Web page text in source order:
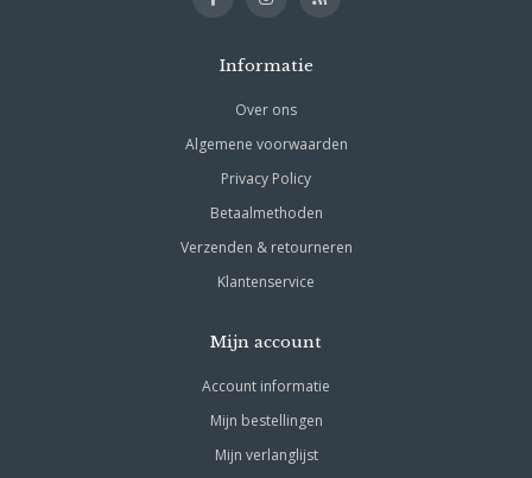
Informatie
Over ons
Algemene voorwaarden
Privacy Policy
Betaalmethoden
Verzenden & retourneren
Klantenservice
Mijn account
Account informatie
Mijn bestellingen
Mijn verlanglijst